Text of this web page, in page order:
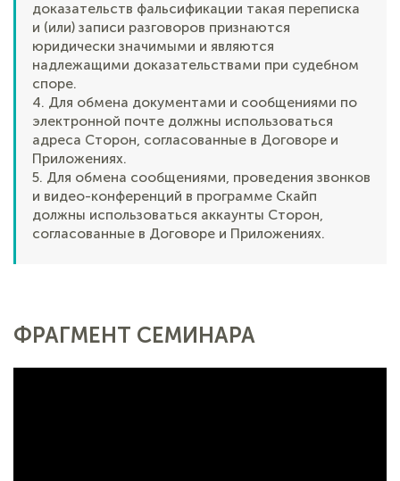
доказательств фальсификации такая переписка
и (или) записи разговоров признаются
юридически значимыми и являются
надлежащими доказательствами при судебном
споре.
4. Для обмена документами и сообщениями по
электронной почте должны использоваться
адреса Сторон, согласованные в Договоре и
Приложениях.
5. Для обмена сообщениями, проведения звонков
и видео-конференций в программе Скайп
должны использоваться аккаунты Сторон,
согласованные в Договоре и Приложениях.
ФРАГМЕНТ СЕМИНАРА